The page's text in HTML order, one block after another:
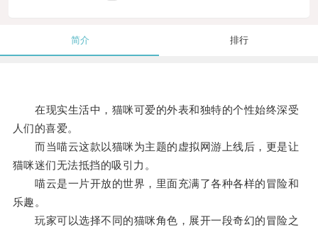
简介 排行
在现实生活中，猫咪可爱的外表和独特的个性始终深受
人们的喜爱。
而当喵云这款以猫咪为主题的虚拟网游上线后，更是让
猫咪迷们无法抵挡的吸引力。
喵云是一片开放的世界，里面充满了各种各样的冒险和
乐趣。
玩家可以选择不同的猫咪角色，展开一段奇幻的冒险之